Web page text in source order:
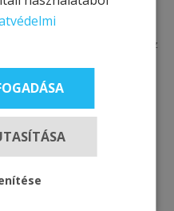
csak itt elérhető, exkluzív
akár naponta, vagy
oldalainkat, hogy az
egyedi ajánlatainkról!